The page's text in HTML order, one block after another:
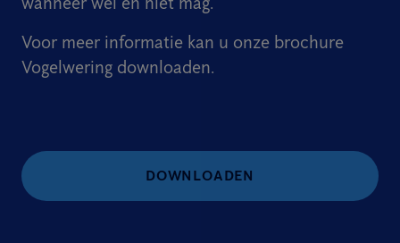
Voor meer informatie kan u onze brochure
Vogelwering downloaden.
DOWNLOADEN